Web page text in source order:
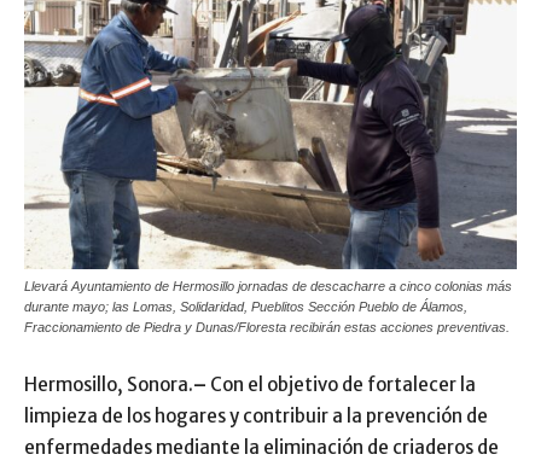
Llevará Ayuntamiento de Hermosillo jornadas de descacharre a cinco colonias más
durante mayo; las Lomas, Solidaridad, Pueblitos Sección Pueblo de Álamos,
Fraccionamiento de Piedra y Dunas/Floresta recibirán estas acciones preventivas.
Hermosillo, Sonora.– Con el objetivo de fortalecer la
limpieza de los hogares y contribuir a la prevención de
enfermedades mediante la eliminación de criaderos de